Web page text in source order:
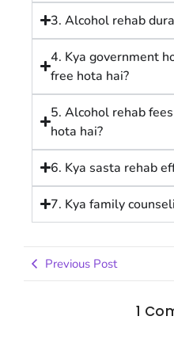
3. Alcohol rehab
4. Kya government
free hota hai?
5. Alcohol rehab
hota hai?
6. Kya sasta rehab
7. Kya family
Previous Post
1